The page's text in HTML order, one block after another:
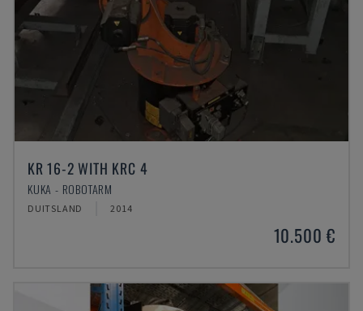
KR 16-2 WITH KRC 4
KUKA - ROBOTARM
DUITSLAND 2014
10.500 €